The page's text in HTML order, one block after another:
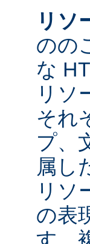
リソ
のの
な
リソ
それ
プ、
属し
リソ
の表
す。